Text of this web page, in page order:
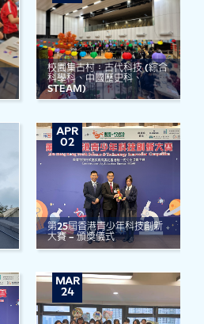
校園集古村﹕古代科技 (綜合
科學科、中國歷史科、
STEAM)
APR
02
第25屆香港青少年科技創新
大賽 – 頒獎儀式
MAR
24